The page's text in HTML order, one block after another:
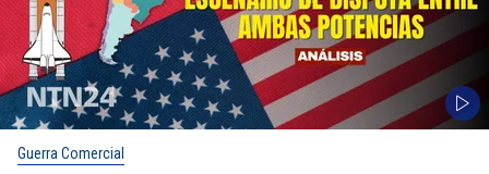
Guerra Comercial